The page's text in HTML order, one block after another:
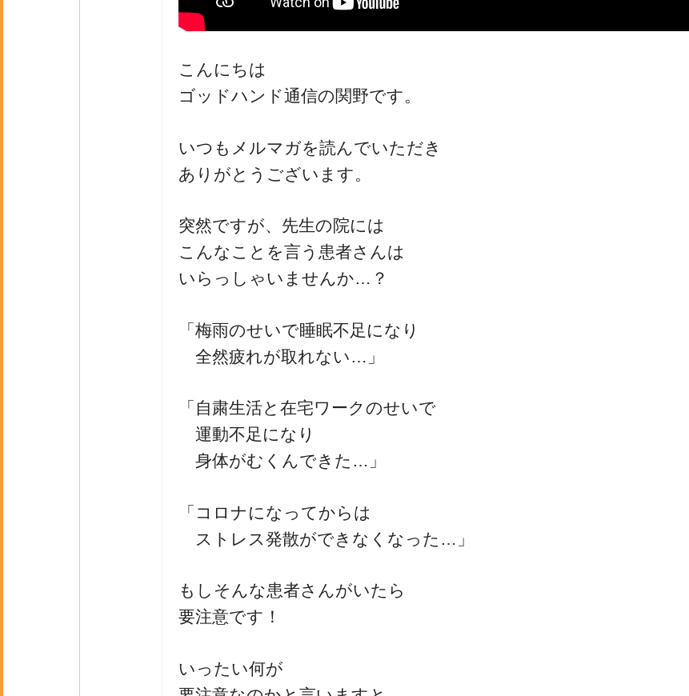
首・肩テクニック
こんにちは
ゴッドハンド通信の関野です。
いつもメルマガを読んでいただき
ありがとうございます。
突然ですが、先生の院には
こんなことを言う患者さんは
いらっしゃいませんか…？
「梅雨のせいで睡眠不足になり
全然疲れが取れない…」
「自粛生活と在宅ワークのせいで
運動不足になり
身体がむくんできた…」
「コロナになってからは
ストレス発散ができなくなった…」
もしそんな患者さんがいたら
要注意です！
いったい何が